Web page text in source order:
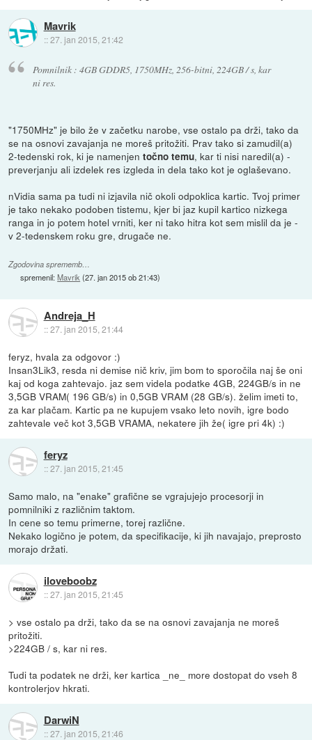
Mavrik
::27. jan 2015, 21:42
Pomnilnik : 4GB GDDR5, 1750MHz, 256-bitni, 224GB / s, kar
ni res.
"1750MHz" je bilo že v začetku narobe, vse ostalo pa drži, tako da
se na osnovi zavajanja ne moreš pritožiti. Prav tako si zamudil(a)
2-tedenski rok, ki je namenjentočno temu, kar ti nisi naredil(a) -
preverjanju ali izdelek res izgleda in dela tako kot je oglaševano.
nVidia sama pa tudi ni izjavila nič okoli odpoklica kartic. Tvoj primer
je tako nekako podoben tistemu, kjer bi jaz kupil kartico nizkega
ranga in jo potem hotel vrniti, ker ni tako hitra kot sem mislil da je -
v 2-tedenskem roku gre, drugače ne.
Zgodovina sprememb…
spremenil:Mavrik(27. jan 2015 ob 21:43)
Andreja_H
::27. jan 2015, 21:44
feryz, hvala za odgovor :)
Insan3Lik3, resda ni demise nič kriv, jim bom to sporočila naj še oni
kaj od koga zahtevajo. jaz sem videla podatke 4GB, 224GB/s in ne
3,5GB VRAM( 196 GB/s) in 0,5GB VRAM (28 GB/s). želim imeti to,
za kar plačam. Kartic pa ne kupujem vsako leto novih, igre bodo
zahtevale več kot 3,5GB VRAMA, nekatere jih že( igre pri 4k) :)
feryz
::27. jan 2015, 21:45
Samo malo, na "enake" grafične se vgrajujejo procesorji in
pomnilniki z različnim taktom.
In cene so temu primerne, torej različne.
Nekako logično je potem, da specifikacije, ki jih navajajo, preprosto
morajo držati.
iloveboobz
::27. jan 2015, 21:45
> vse ostalo pa drži, tako da se na osnovi zavajanja ne moreš
pritožiti.
>224GB / s, kar ni res.
Tudi ta podatek ne drži, ker kartica _ne_ more dostopat do vseh 8
kontrolerjov hkrati.
DarwiN
::27. jan 2015, 21:46